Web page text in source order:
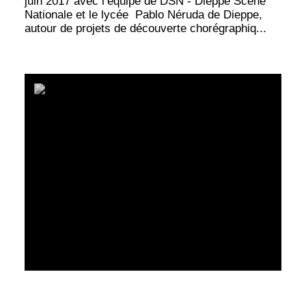
Nationale et le lycée Pablo Néruda de Dieppe,
autour de projets de découverte chorégraphiq...